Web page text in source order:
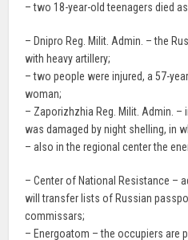
– two 18-year-old teenagers died
– Dnipro Reg. Milit. Admin. – the
with heavy artillery;
– two people were injured, a 57-
woman;
– Zaporizhzhia Reg. Milit. Admin. –
was damaged by night shelling, in
– also in the regional center the
– Center of National Resistance –
will transfer lists of Russian
commissars;
– Energoatom – the occupiers are